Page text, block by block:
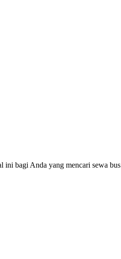
bagi Anda yang mencari sewa